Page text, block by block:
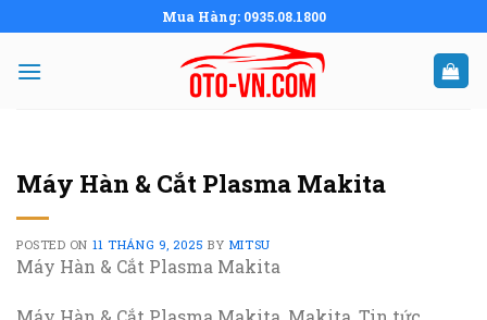
to
content
Mua Hàng: 0935.08.1800
Máy Hàn & Cắt Plasma Makita
POSTED ON 11 THÁNG 9, 2025 BY MITSU
Máy Hàn & Cắt Plasma Makita